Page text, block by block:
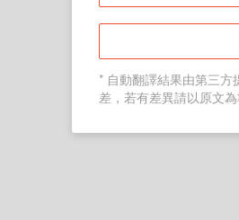
* 自動翻譯結果由第三方
差，若有差異請以原文為